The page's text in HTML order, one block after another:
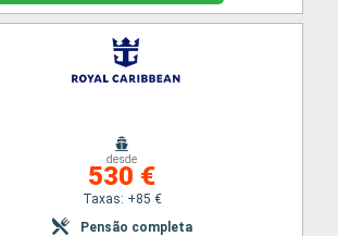
desde
530 €
Taxas: +85 €
Pensão completa